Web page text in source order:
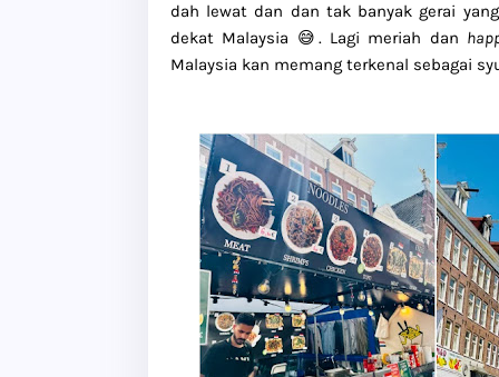
dah lewat dan dan tak banyak gerai
dekat Malaysia 😅. Lagi meriah dan
Malaysia kan memang terkenal sebagai